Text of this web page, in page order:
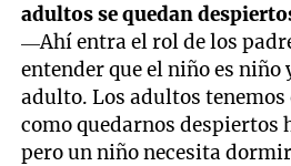
adultos se quedan
—Ahí entra el rol de los
entender que el niño es niño
adulto. Los adultos tenemos
como quedarnos despiertos
pero un niño necesita